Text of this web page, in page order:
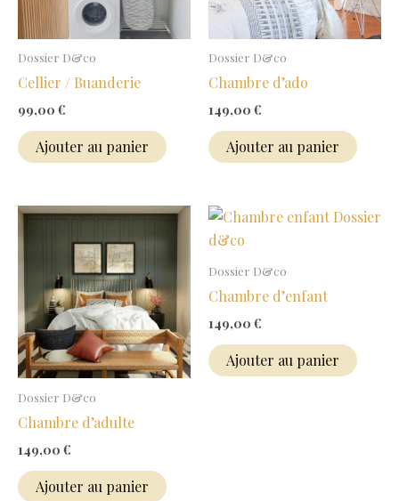
Dossier D&co
Cellier / Buanderie
99,00 €
Ajouter au panier
Dossier D&co
Chambre d’ado
149,00 €
Ajouter au panier
Dossier D&co
Chambre d’adulte
149,00 €
Ajouter au panier
Dossier D&co
Chambre d’enfant
149,00 €
Ajouter au panier